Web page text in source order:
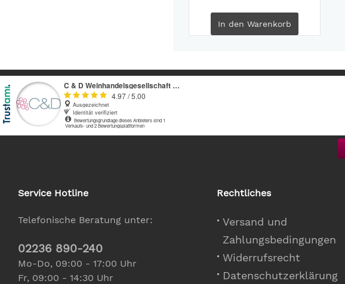
In den Warenkorb
Service Hotline
Telefonische Beratung unter:
02236 890-240
Mo-Do, 09:00 - 17:00 Uhr
Fr, 09:00 - 14:30 Uhr
Rechtliches
Versand und
Zahlungsbedingungen
Widerrufsrecht
Datenschutzerklärung